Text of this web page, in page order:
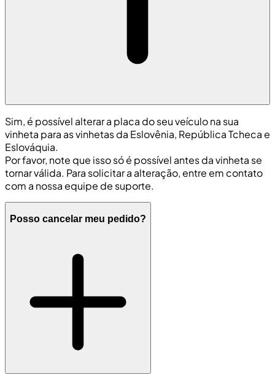
Sim, é possível alterar a placa do seu veículo na sua
vinheta para as vinhetas da Eslovênia, República Tcheca e
Eslováquia.
Por favor, note que isso só é possível antes da vinheta se
tornar válida. Para solicitar a alteração, entre em contato
com a nossa equipe de suporte.
Posso cancelar meu pedido?